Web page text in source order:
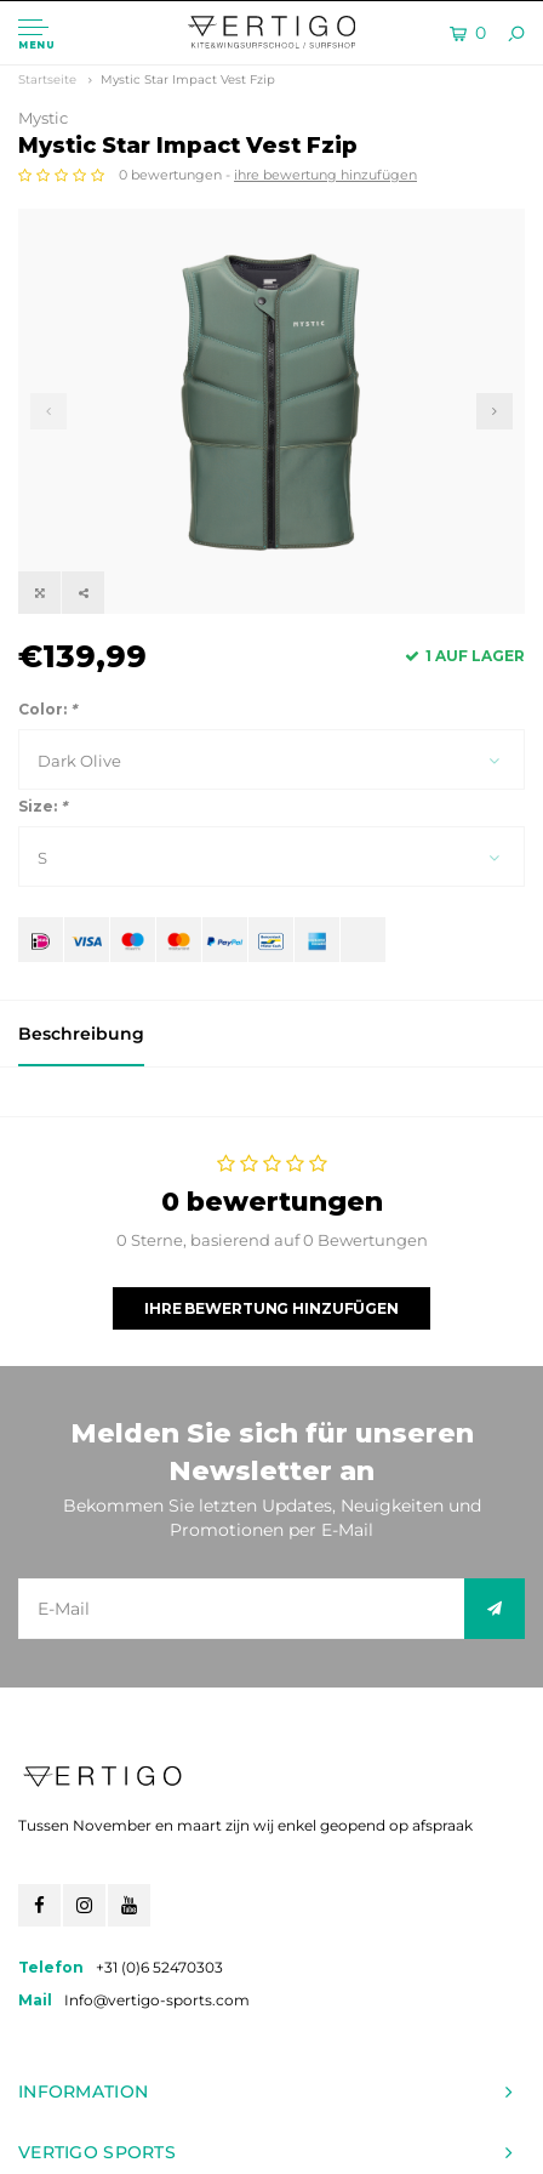
MENU
0
Startseite Mystic Star Impact Vest Fzip
Mystic
Mystic Star Impact Vest Fzip
0 bewertungen - ihre bewertung hinzufügen
€139,99 1 AUF LAGER
Color: *
Dark Olive
Size: *
S
Beschreibung
0 bewertungen
0 Sterne, basierend auf 0 Bewertungen
IHRE BEWERTUNG HINZUFÜGEN
Melden Sie sich für unseren
Newsletter an
Bekommen Sie letzten Updates, Neuigkeiten und
Promotionen per E-Mail
Tussen November en maart zijn wij enkel geopend op afspraak
Telefon
+31 (0)6 52470303
Mail
Info@vertigo-sports.com
INFORMATION
VERTIGO SPORTS